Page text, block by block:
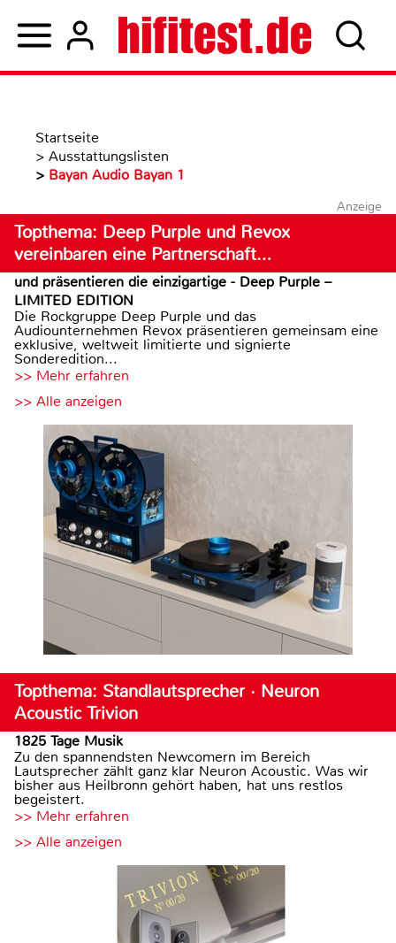
Startseite
> Ausstattungslisten
> Bayan Audio Bayan 1
Anzeige
Topthema: Deep Purple und Revox
vereinbaren eine Partnerschaft…
und präsentieren die einzigartige - Deep Purple –
LIMITED EDITION
Die Rockgruppe Deep Purple und das
Audiounternehmen Revox präsentieren gemeinsam eine
exklusive, weltweit limitierte und signierte
Sonderedition...
>> Mehr erfahren
>> Alle anzeigen
Topthema: Standlautsprecher · Neuron
Acoustic Trivion
1825 Tage Musik
Zu den spannendsten Newcomern im Bereich
Lautsprecher zählt ganz klar Neuron Acoustic. Was wir
bisher aus Heilbronn gehört haben, hat uns restlos
begeistert.
>> Mehr erfahren
>> Alle anzeigen